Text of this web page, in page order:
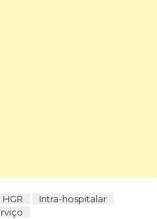
HGR
Intra-hospitalar